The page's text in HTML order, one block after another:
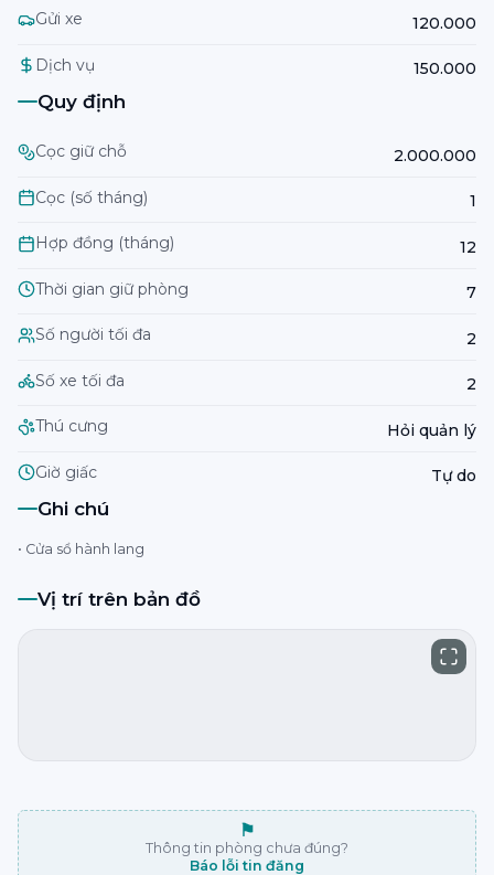
Gửi xe 120.000
Dịch vụ 150.000
Quy định
Cọc giữ chỗ 2.000.000
Cọc (số tháng) 1
Hợp đồng (tháng) 12
Thời gian giữ phòng 7
Số người tối đa 2
Số xe tối đa 2
Thú cưng Hỏi quản lý
Giờ giấc Tự do
Ghi chú
• Cửa sổ hành lang
Vị trí trên bản đồ
⚑
Thông tin phòng chưa đúng?
Báo lỗi tin đăng